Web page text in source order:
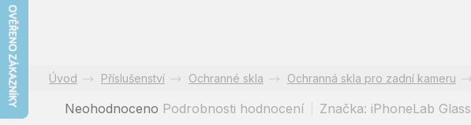
Příslušenství Ochranné skla Ochranná skla pro zadní kameru
Průměrné
Neohodnoceno Podrobnosti hodnocení Značka: iPhoneLab Glass